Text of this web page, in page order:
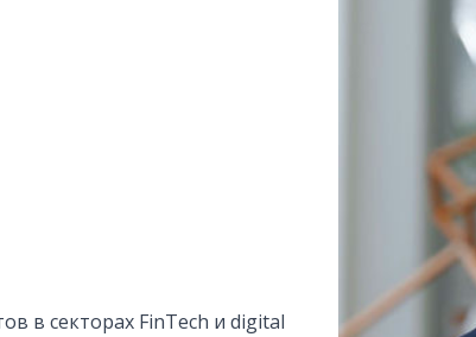
в секторах FinTech и digital